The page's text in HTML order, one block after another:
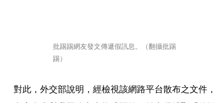
批踢踢網友發文傳遞假訊息。（翻攝批踢
踢）
對此，外交部說明，經檢視該網路平台散布之文件，